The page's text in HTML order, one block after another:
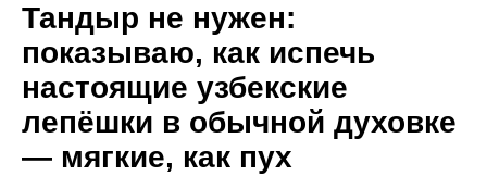
Тандыр не нужен:
показываю, как испечь
настоящие узбекские
лепёшки в обычной духовке
— мягкие, как пух